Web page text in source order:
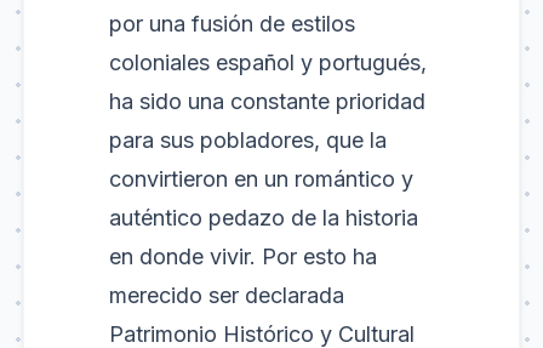
por una fusión de estilos
coloniales español y portugués,
ha sido una constante prioridad
para sus pobladores, que la
convirtieron en un romántico y
auténtico pedazo de la historia
en donde vivir. Por esto ha
merecido ser declarada
Patrimonio Histórico y Cultural